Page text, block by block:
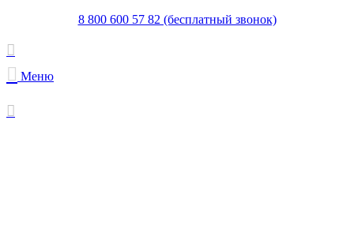
8 800 600 57 82 (бесплатный звонок)
Меню